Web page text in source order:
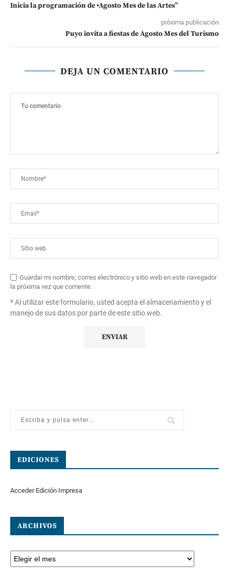
Inicia la programación de •Agosto Mes de las Artes”
próxima publicación
Puyo invita a fiestas de Agosto Mes del Turismo
DEJA UN COMENTARIO
Guardar mi nombre, correo electrónico y sitio web en este navegador
la próxima vez que comente.
* Al utilizar este formulario, usted acepta el almacenamiento y el
manejo de sus datos por parte de este sitio web.
EDICIONES
Acceder Edición Impresa
ARCHIVOS